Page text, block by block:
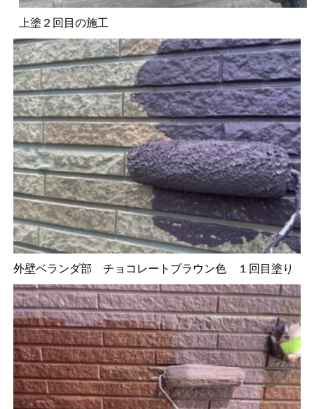
上塗２回目の施工
外壁ベランダ部 チョコレートブラウン色 １回目塗り